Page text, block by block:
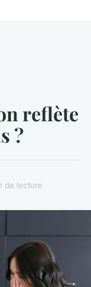
reflète
?
de lecture